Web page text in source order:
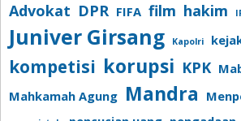
Advokat DPR FIFA film hakim
Juniver Girsang Kapolri
kompetisi korupsi KPK
Mahkamah Agung Mandra